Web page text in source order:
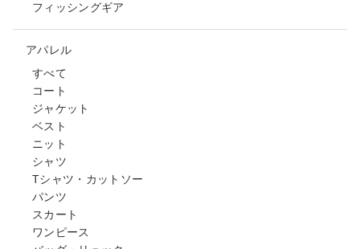
フィッシングギア
アパレル
すべて
コート
ジャケット
ベスト
ニット
シャツ
Tシャツ・カットソー
パンツ
スカート
ワンピース